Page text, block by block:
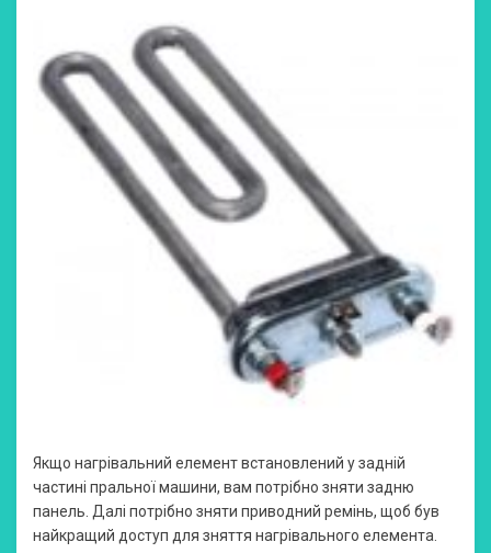
Якщо нагрівальний елемент встановлений у задній
частині пральної машини, вам потрібно зняти задню
панель. Далі потрібно зняти приводний ремінь, щоб був
найкращий доступ для зняття нагрівального елемента.